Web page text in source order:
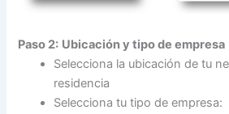
Paso 2: Ubicación y tipo de empresa
Selecciona la ubicación de tu
residencia
Selecciona tu tipo de empresa: